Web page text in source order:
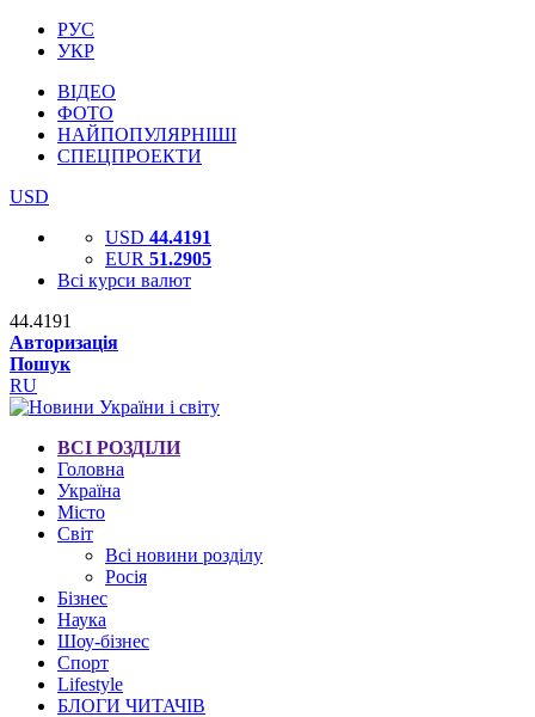
РУС
УКР
ВІДЕО
ФОТО
НАЙПОПУЛЯРНІШІ
СПЕЦПРОЕКТИ
USD
USD 44.4191
EUR 51.2905
Всі курси валют
44.4191
Авторизація
Пошук
RU
ВСІ РОЗДІЛИ
Головна
Україна
Місто
Світ
Всі новини розділу
Росія
Бізнес
Наука
Шоу-бізнес
Спорт
Lifestyle
БЛОГИ ЧИТАЧІВ